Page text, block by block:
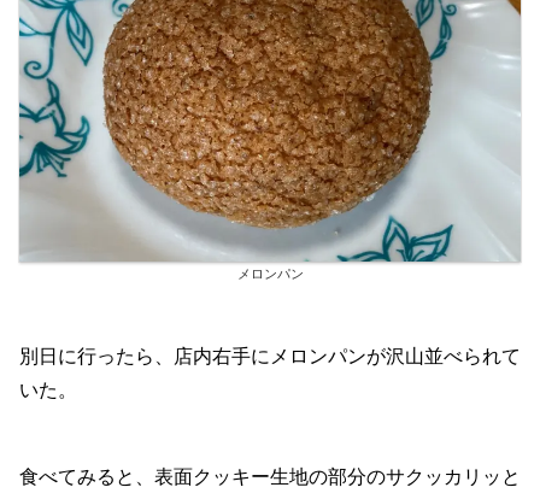
メロンパン
別日に行ったら、店内右手にメロンパンが沢山並べられて
いた。
食べてみると、表面クッキー生地の部分のサクッカリッと